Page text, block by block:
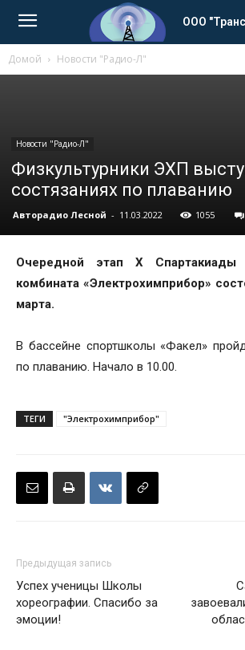
ООО
Домой Новости "Радио-Л"
Новости "Радио-Л"
Физкультурники ЭХП
состязаниях по плаванию
Авторадио Лесной - 11.03.2022 1055
Очередной этап Х Спартакиады
комбината «Электрохимприбор»
марта.
В бассейне спортшколы «Факел»
по плаванию. Начало в 10.00.
ТЕГИ "Электрохимприбор"
Предыдущая запись
Успех ученицы Школы
хореографии. Спасибо за
эмоции!